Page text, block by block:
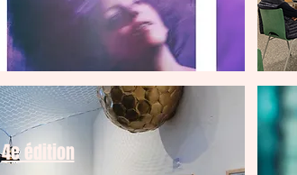
4e édition